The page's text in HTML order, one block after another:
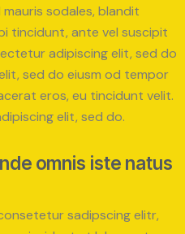
sodales, blandit
tincidunt, ante vel suscipit
adipiscing elit, sed do
sed do eiusm od tempor
eros, eu tincidunt velit.
elit, sed do.
omnis iste natus
sadipscing elitr,